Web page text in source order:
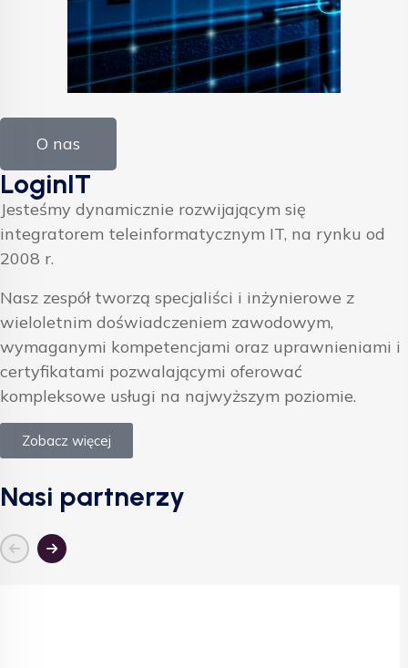
O nas
LoginIT
Jesteśmy dynamicznie rozwijającym się
integratorem teleinformatycznym IT, na rynku od
2008 r.
Nasz zespół tworzą specjaliści i inżynierowe z
wieloletnim doświadczeniem zawodowym,
wymaganymi kompetencjami oraz uprawnieniami i
certyfikatami pozwalającymi oferować
kompleksowe usługi na najwyższym poziomie.
Zobacz więcej
Nasi partnerzy